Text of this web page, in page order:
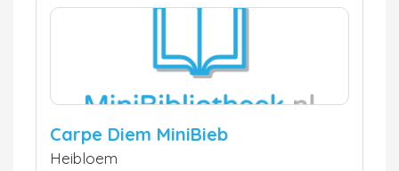
Carpe Diem MiniBieb
Heibloem